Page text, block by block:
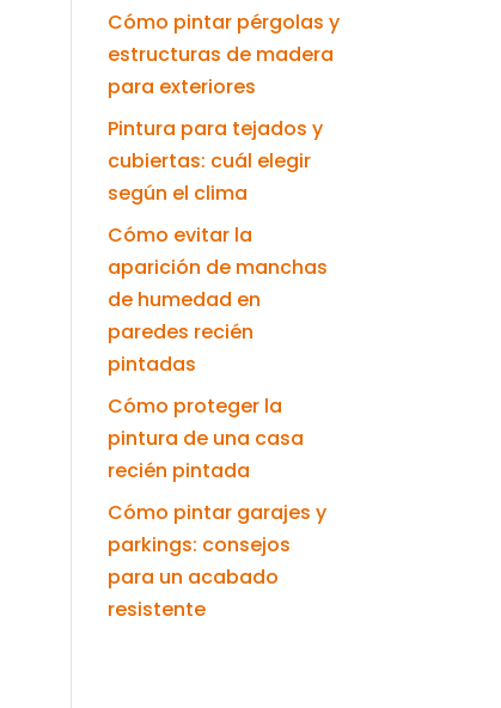
Cómo pintar pérgolas y
estructuras de madera
para exteriores
Pintura para tejados y
cubiertas: cuál elegir
según el clima
Cómo evitar la
aparición de manchas
de humedad en
paredes recién
pintadas
Cómo proteger la
pintura de una casa
recién pintada
Cómo pintar garajes y
parkings: consejos
para un acabado
resistente